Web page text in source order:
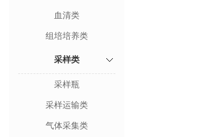
血清类
组培培养类
采样类
采样瓶
采样运输类
气体采集类